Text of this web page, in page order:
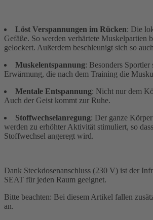
Löst Verspannungen im Rücken: Die
Gefäße. So werden verhärtete Muskelpartien
gelockert. Außerdem beschleunigt sich so
Muskelentspannung: Besonders Sportler
Erwärmung, die nach dem Training die
Mentale Entspannung: Nicht nur dem
Auch der Geist kommt zur Ruhe.
Stoffwechselanregung: Der ganze
werden zu erhöhter Aktivität stimuliert, so
Stoffwechsel angeregt wird.
Dank Steckdosenanschluss (230 V) ist der
SEAT für jeden Raum geeignet.
Bitte beachten: Bei diesem Artikel fallen
an.